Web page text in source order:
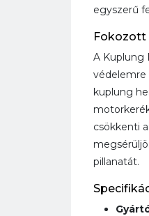
egyszerű
Fokozott
A Kuplung
védelemre
kuplung
csökkenti
pillanatát.